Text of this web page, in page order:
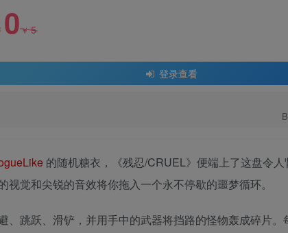
0￥5
登录查看
的随机糖衣，《残忍/CRUEL》便端上了这盘令
觉和尖锐的音效将你拖入一个永不停歇的噩梦循环。
跳跃、滑铲，并用手中的武器将挡路的怪物轰成碎片。